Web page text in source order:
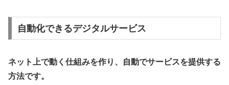
自動化できるデジタルサービス
ネット上で動く仕組みを作り、自動でサービスを提供する
方法です。